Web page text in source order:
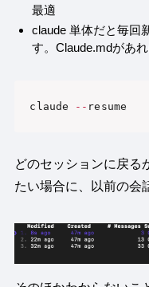
最適
claude 単体だと毎回
す。Claude.mdがあれ
claude -- resume
どのセッションに戻る
たい場合に、以前の会